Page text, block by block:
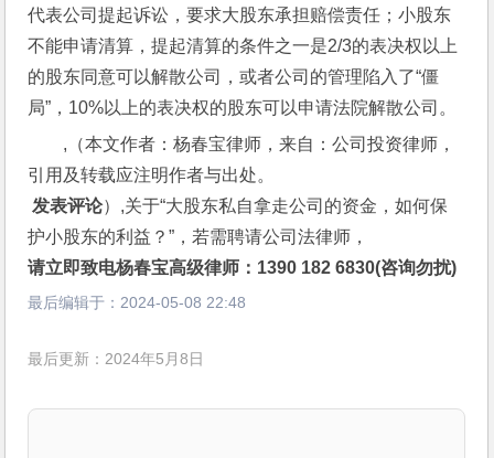
代表公司提起诉讼，要求大股东承担赔偿责任；小股东
不能申请清算，提起清算的条件之一是2/3的表决权以上
的股东同意可以解散公司，或者公司的管理陷入了“僵
局”，10%以上的表决权的股东可以申请法院解散公司。
,（本文作者：杨春宝律师，来自：公司投资律师，
引用及转载应注明作者与出处。
发表评论）,关于“大股东私自拿走公司的资金，如何保
护小股东的利益？”，若需聘请公司法律师，
请立即致电杨春宝高级律师：1390 182 6830(咨询勿扰)
最后编辑于： 2024-05-08 22:48
最后更新：2024年5月8日